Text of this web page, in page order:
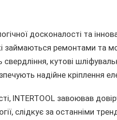
досконалості та
займаються ремонтами та
кутові
надійне кріплення
INTERTOOL завоював
слідкує за останніми